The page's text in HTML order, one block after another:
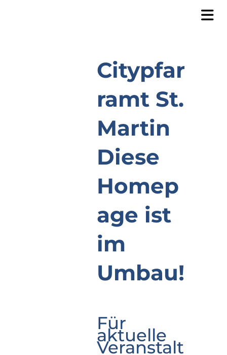
Citypfar
ramt St.
Martin
Diese
Homep
age ist
im
Umbau!
Für
aktuelle
Veranstalt